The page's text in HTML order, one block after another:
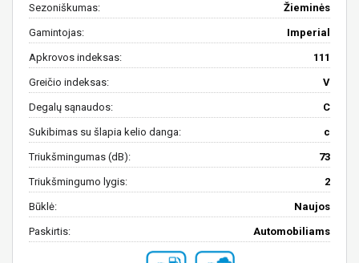
Sezoniškumas: Žieminės
Gamintojas: Imperial
Apkrovos indeksas: 111
Greičio indeksas: V
Degalų sąnaudos: C
Sukibimas su šlapia kelio danga: c
Triukšmingumas (dB): 73
Triukšmingumo lygis: 2
Būklė: Naujos
Paskirtis: Automobiliams